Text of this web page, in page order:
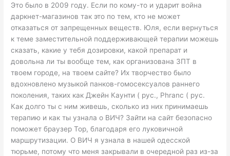
Это было в 2009 году. Если по кому-то и ударит война
даркнет-магазинов так это по тем, кто не может
отказаться от запрещенных веществ. Юля, если вернуться
к теме заместительной поддерживающей терапии можешь
сказать, какие у тебя дозировки, какой препарат и
довольна ли ты вообще тем, как организована ЗПТ в
твоем городе, на твоем сайте? Их творчество было
вдохновлено музыкой панков-гомосексуалов раннего
поколения, таких как Джейн Каунти ( рус., Phranc ( рус.
Как долго ты с ним живешь, сколько из них принимаешь
терапию и как ты узнала о ВИЧ? Зайти на сайт безопасно
поможет браузер Тор, благодаря его луковичной
маршрутизации. О ВИЧ я узнала в нашей одесской
тюрьме, потому что меня закрывали в очередной раз из-за